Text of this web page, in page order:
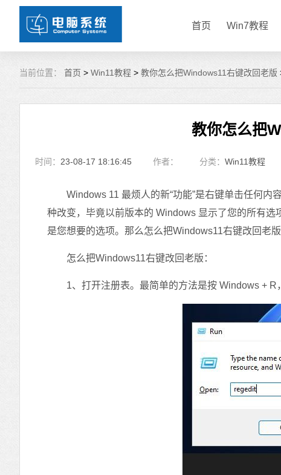
首页 Win7教程
当前位置： 首页 > Win11教程 > 教你怎么把Windows11右键改回老版
教你怎么把
时间： 23-08-17 18:16:45 作者： 分类： Win11教程
Windows 11 最烦人的新“功能”是右键单击任何内
种改变，毕竟以前版本的 Windows 显示了您的所有
是您想要的选项。那么怎么把Windows11右键改回老版
怎么把Windows11右键改回老版：
1、打开注册表。最简单的方法是按 Windows + R